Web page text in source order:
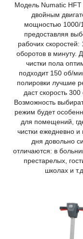
Модель Numatic
двойным
мощностью 1000/
предоставляя
рабочих скоростей:
оборотов в минуту.
чистки пола
подходит 150 об/
полировки лучшие
даст скорость
Возможность
режим будет
для помещений,
чистки ежедневно и
дня довольно
отличаются: в
престарелых,
школах и